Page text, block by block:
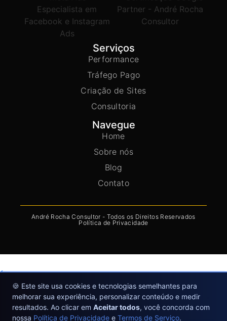
Serviços
Performance
Tráfego Pago
Criação de Sites
Consultoria
Navegue
Home
Sobre nós
Blog
Contato
André Rocha Consultor - Todos os Direitos Reservados
Política de Privacidade
🍪 Este site usa cookies e tecnologias semelhantes para
melhorar sua experiência, personalizar conteúdo e medir
resultados. Ao clicar em Aceitar todos, você concorda com
nossa Política de Privacidade e Termos de Serviço.
Fontes e Referencias
Google Ads: Tipos de correspondencia de palavras-
chave